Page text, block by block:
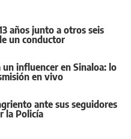
años junto a otros seis
un conductor
influencer en Sinaloa: lo
en vivo
ante sus seguidores
la Policía